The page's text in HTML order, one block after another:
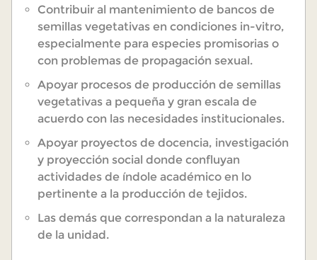
Contribuir al mantenimiento de bancos de
semillas vegetativas en condiciones in-vitro,
especialmente para especies promisorias o
con problemas de propagación sexual.
Apoyar procesos de producción de semillas
vegetativas a pequeña y gran escala de
acuerdo con las necesidades institucionales.
Apoyar proyectos de docencia, investigación
y proyección social donde confluyan
actividades de índole académico en lo
pertinente a la producción de tejidos.
Las demás que correspondan a la naturaleza
de la unidad.